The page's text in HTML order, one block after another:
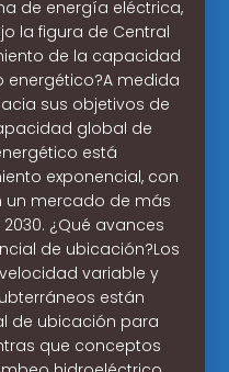
de energía eléctrica,
la figura de Central
de la capacidad
medida
sus objetivos de
global de
está
exponencial, con
un mercado de más
¿Qué avances
de ubicación?Los
variable y
están
de ubicación para
que conceptos